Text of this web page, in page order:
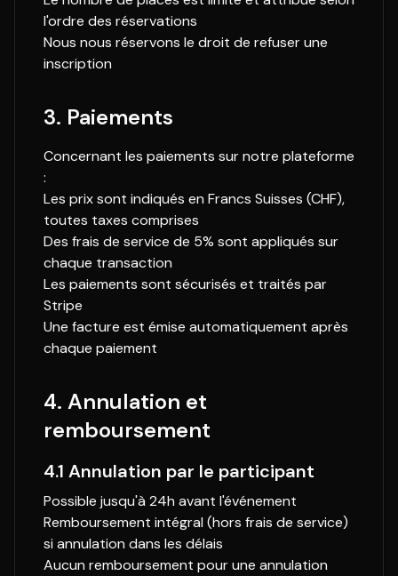
l'ordre des réservations
Nous nous réservons le droit de refuser une
inscription
3. Paiements
Concernant les paiements sur notre plateforme
:
Les prix sont indiqués en Francs Suisses (CHF),
toutes taxes comprises
Des frais de service de 5% sont appliqués sur
chaque transaction
Les paiements sont sécurisés et traités par
Stripe
Une facture est émise automatiquement après
chaque paiement
4. Annulation et
remboursement
4.1 Annulation par le participant
Possible jusqu'à 24h avant l'événement
Remboursement intégral (hors frais de service)
si annulation dans les délais
Aucun remboursement pour une annulation